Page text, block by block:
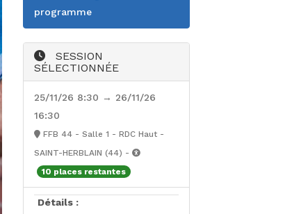
programme
SESSION
SÉLECTIONNÉE
25/11/26 8:30 → 26/11/26
16:30
FFB 44 - Salle 1 - RDC Haut -
SAINT-HERBLAIN (44) -
10 places restantes
Détails :